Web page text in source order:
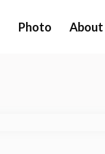
Photo About